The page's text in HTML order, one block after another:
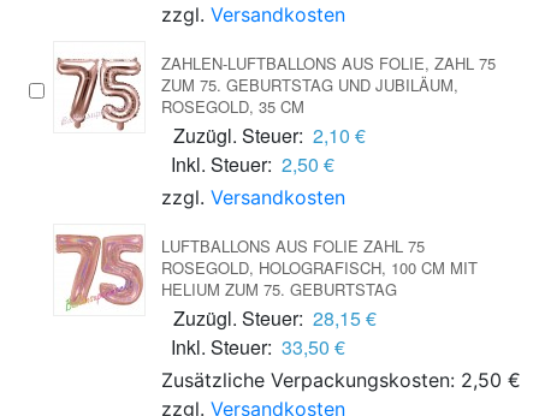
zzgl. Versandkosten
ZAHLEN-LUFTBALLONS AUS FOLIE, ZAHL 75
ZUM 75. GEBURTSTAG UND JUBILÄUM,
ROSEGOLD, 35 CM
Zuzügl. Steuer: 2,10 €
Inkl. Steuer: 2,50 €
zzgl. Versandkosten
LUFTBALLONS AUS FOLIE ZAHL 75
ROSEGOLD, HOLOGRAFISCH, 100 CM MIT
HELIUM ZUM 75. GEBURTSTAG
Zuzügl. Steuer: 28,15 €
Inkl. Steuer: 33,50 €
Zusätzliche Verpackungskosten: 2,50 €
zzgl. Versandkosten